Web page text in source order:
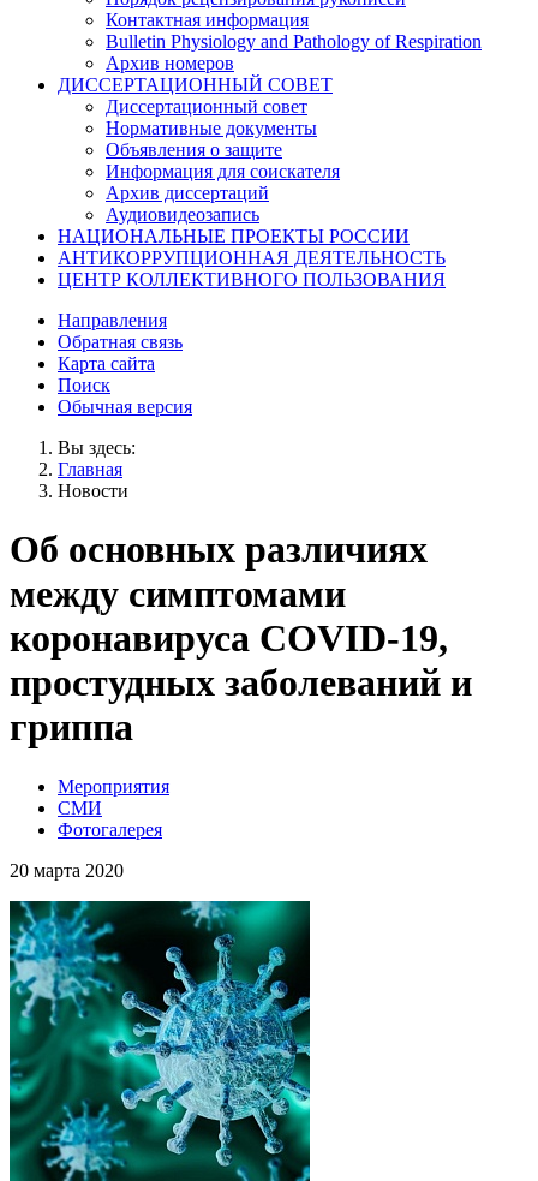
Контактная информация
Bulletin Physiology and Pathology of Respiration
Архив номеров
ДИССЕРТАЦИОННЫЙ СОВЕТ
Диссертационный совет
Нормативные документы
Объявления о защите
Информация для соискателя
Архив диссертаций
Аудиовидеозапись
НАЦИОНАЛЬНЫЕ ПРОЕКТЫ РОССИИ
АНТИКОРРУПЦИОННАЯ ДЕЯТЕЛЬНОСТЬ
ЦЕНТР КОЛЛЕКТИВНОГО ПОЛЬЗОВАНИЯ
Направления
Обратная связь
Карта сайта
Поиск
Обычная версия
Вы здесь:
Главная
Новости
Об основных различиях
между симптомами
коронавируса COVID-19,
простудных заболеваний и
гриппа
Мероприятия
СМИ
Фотогалерея
20 марта 2020